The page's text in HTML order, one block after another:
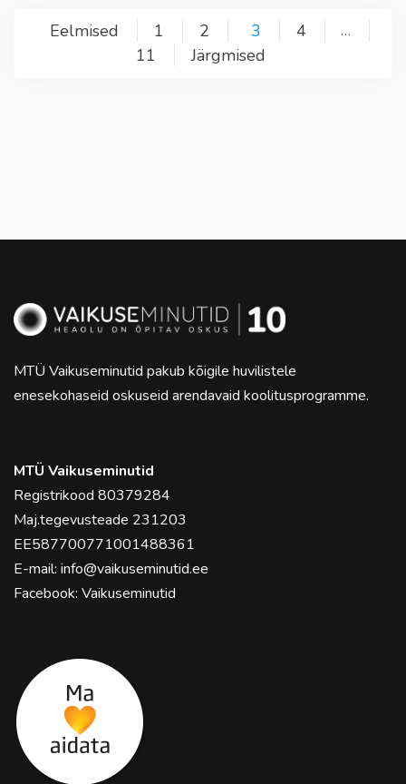
Postituste
leheküljendus
Eelmised 1 2 3 4 …
11 Järgmised
MTÜ Vaikuseminutid pakub kõigile huvilistele
enesekohaseid oskuseid arendavaid koolitusprogramme.
MTÜ Vaikuseminutid
Registrikood 80379284
Maj.tegevusteade 231203
EE587700771001488361
E-mail: info@vaikuseminutid.ee
Facebook: Vaikuseminutid